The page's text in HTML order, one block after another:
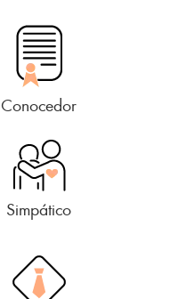
Conocedor
Simpático